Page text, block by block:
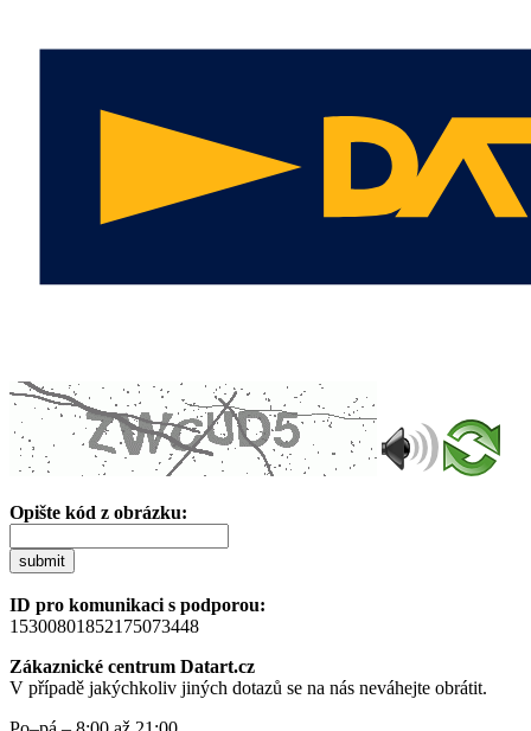
Opište kód z obrázku:
submit
ID pro komunikaci s podporou:
15300801852175073448
Zákaznické centrum Datart.cz
V případě jakýchkoliv jiných dotazů se na nás neváhejte obrátit.